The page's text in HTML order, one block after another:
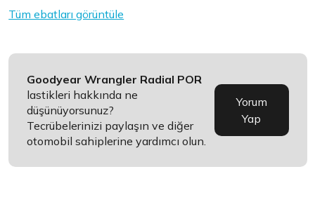
Tüm ebatları görüntüle
Goodyear Wrangler Radial POR
lastikleri hakkında ne
düşünüyorsunuz?
Tecrübelerinizi paylaşın ve diğer
otomobil sahiplerine yardımcı olun.
Yorum
Yap